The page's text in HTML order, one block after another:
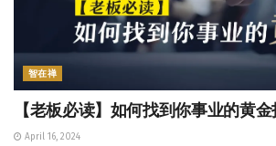
智在禅
【老板必读】如何找到你事业的黄金
April 16, 2024